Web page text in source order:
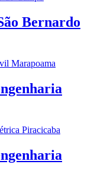
Bernardo